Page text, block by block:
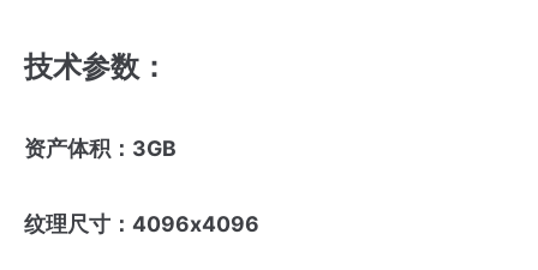
技术参数：
资产体积：3GB
纹理尺寸：4096x4096